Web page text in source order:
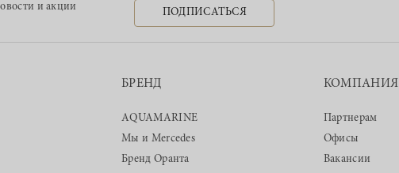
и акции
ПОДПИСАТЬСЯ
БРЕНД
AQUAMARINE
Мы и Mercedes
Бренд Оранта
КОМПАНИЯ
Партнерам
Офисы
Вакансии